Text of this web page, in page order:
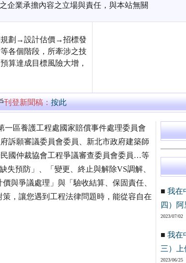
企業承擔內容之立場與責任，與本站無關
規劃→設計估價→招標發
個階段，所牽涉之技
算達成目標風險大增，
刊登新聞稿：按此
區養護工程處國家賠償事件處理委員會
訴願審議委員會委員、新北市政府建築師
國仲裁協會工程爭議審查委員會委員…等
失預防」、「變更、終止與解除VS調解、
與爭議處理」與「驗收結算、保固責任、
，讓您遇到工程法律問題時，能從容自在
■ 我在
四）
2023/07/02
■ 我在
三）上
2023/06/25